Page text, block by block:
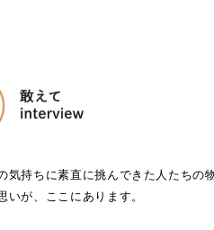
気持ちに素直に挑んできた人たちの
が、ここにあります。